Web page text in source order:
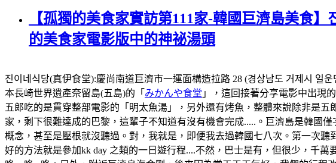
【孤獨的美食家實訪第111家-韓國巨濟島美食
的美食家電影版中的神祕湯頭
진이네식당(真伊食堂):慶尚南道巨濟市一運面構造拉路 28 (경상남도 거제시 일
本長崎世界遺產奈留島(五島)的「 みかんや食堂 」，這回接著分享電影中出現
五郎吃的是貫穿整部電影的「明太魚湯」，另外還有烤魚，整體來說除非是
家，剩下很難達成的巴黎，這輩子不知道有沒有機會完成.....。巨濟島是韓國
概念，甚至是壓根就沒聽過。對，我就是，即便我去過韓國七八次。第一次
好的方法就是參加kk day 之類的一日遊行程....不然，巴士是有，但很少，千